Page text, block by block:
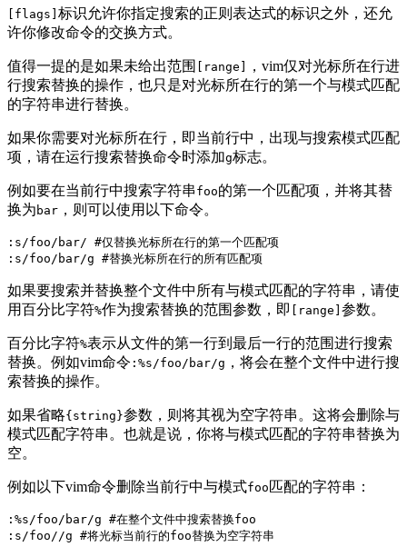
[flags] 标识允许你指定搜索的正则表达式的标识之外，还允
许你修改命令的交换方式。
值得一提的是如果未给出范围 [range]
，vim仅对光标所在行进
行搜索替换的操作，也只是对光标所在行的第一个与模式匹配
的字符串进行替换。
如果你需要对光标所在行，即当前行中，出现与搜索模式匹配
项，请在运行搜索替换命令时添加g标志。
例如要在当前行中搜索字符串 foo的第一个匹配项，并将其替
换为 bar ，则可以使用以下命令。
:s/foo/bar/ #仅替换光标所在行的第一个匹配项
如果要搜索并替换整个文件中所有与模式匹配的字符串，请使
用百分比字符%作为搜索替换的范围参数，即 [range] 参数。
百分比字符%表示从文件的第一行到最后一行的范围进行搜索
替换。例如vim命令 :%s/foo/bar/g ，将会在整个文件中进行搜
索替换的操作。
如果省略{string}参数，则将其视为空字符串。这将会删除与
模式匹配字符串。也就是说，你将与模式匹配的字符串替换为
空。
例如以下vim命令删除当前行中与模式foo 匹配的字符串：
:%s/foo/bar/g #在整个文件中搜索替换foo